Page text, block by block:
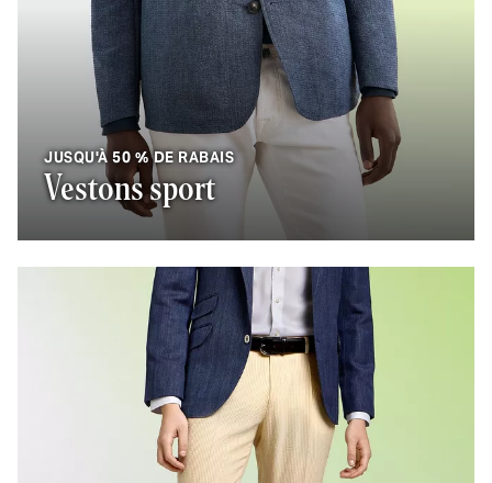
JUSQU'À 50 % DE RABAIS
Vestons sport
un homme portant pantalons et un veston